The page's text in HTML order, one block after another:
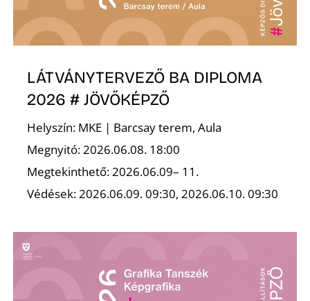
LÁTVÁNYTERVEZŐ BA DIPLOMA
2026 # JÖVŐKÉPZŐ
Helyszín: MKE | Barcsay terem, Aula
Megnyitó: 2026.06.08. 18:00
Megtekinthető: 2026.06.09– 11.
Védések: 2026.06.09. 09:30, 2026.06.10. 09:30